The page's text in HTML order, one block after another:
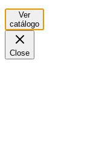
Ver
catálogo
Close